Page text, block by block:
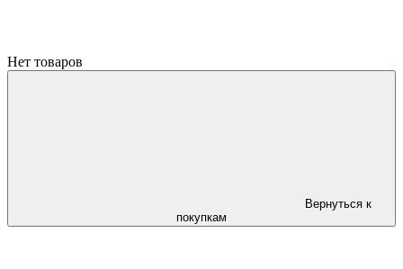
Нет товаров
Вернуться к
покупкам